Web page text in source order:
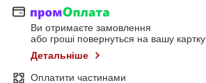
Ви отримаєте замовлення
або гроші повернуться на вашу картку
Детальніше
Оплатити частинами